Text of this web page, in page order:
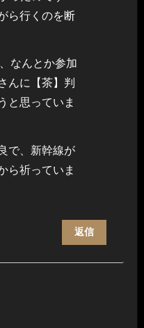
ら行くのを断
なんとか参加
んに【茶】判
と思っていま
で、新幹線が
ら祈っていま
返信